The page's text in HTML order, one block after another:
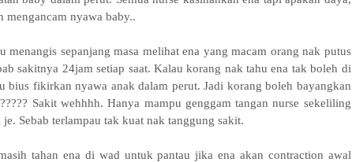
mengancam nyawa baby..
menangis sepanjang masa melihat ena yang macam orang nak putus
sakitnya 24jam setiap saat. Kalau korang nak tahu ena tak boleh di
bius fikirkan nyawa anak dalam perut. Jadi korang boleh bayangkan
Sakit wehhhh. Hanya mampu genggam tangan nurse sekeliling
Sebab terlampau tak kuat nak tanggung sakit.
tahan ena di wad untuk pantau jika ena akan contraction awal